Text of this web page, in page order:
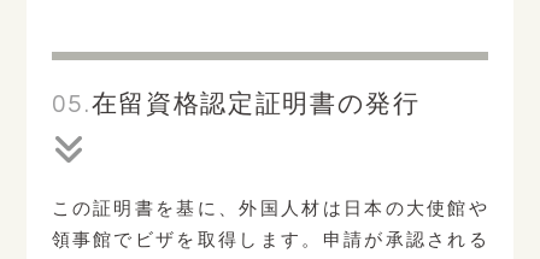
05.在留資格認定証明書の発行
この証明書を基に、外国人材は日本の大使館や
領事館でビザを取得します。申請が承認される